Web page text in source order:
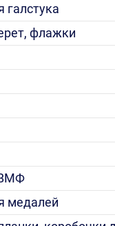
флажки
медалей